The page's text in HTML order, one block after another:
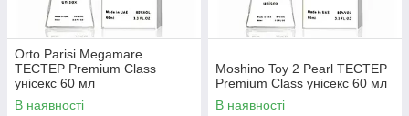
Orto Parisi Megamare
ТЕСТЕР Premium Class
унісекс 60 мл
В наявності
Moshino Toy 2 Pearl ТЕСТЕР
Premium Class унісекс 60 мл
В наявності